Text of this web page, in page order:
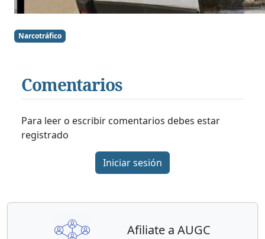
Narcotráfico
Comentarios
Para leer o escribir comentarios debes estar
registrado
Iniciar sesión
Afiliate a AUGC